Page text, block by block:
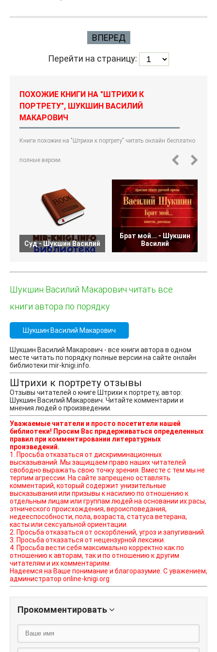
ВПЕРЕД
Перейти на страницу:
ПОХОЖИЕ КНИГИ НА "ШТРИХИ К
ПОРТРЕТУ", ШУКШИН ВАСИЛИЙ
МАКАРОВИЧ
Книги похожие на "Штрихи к портрету" читать онлайн бесплатно
полные версии.
Суд - Шукшин Василий
Брат мой... - Шукшин
Василий
Шукшин Василий Макарович читать все
книги автора по порядку
Шукшин Василий Макарович
Шукшин Василий Макарович - все книги автора в одном
месте читать по порядку полные версии на сайте онлайн
библиотеки mir-knigi.info.
Штрихи к портрету отзывы
Отзывы читателей о книге Штрихи к портрету, автор:
Шукшин Василий Макарович. Читайте комментарии и
мнения людей о произведении.
Уважаемые читатели и просто посетители нашей
библиотеки! Просим Вас придерживаться определенных
правил при комментировании литературных
произведений.
1. Просьба отказаться от дискриминационных
высказываний. Мы защищаем право наших читателей
свободно выражать свою точку зрения. Вместе с тем мы не
терпим агрессии. На сайте запрещено оставлять
комментарий, который содержит унизительные
высказывания или призывы к насилию по отношению к
отдельным лицам или группам людей на основании их расы,
этнического происхождения, вероисповедания,
недееспособности, пола, возраста, статуса ветерана,
касты или сексуальной ориентации.
2. Просьба отказаться от оскорблений, угроз и запугиваний.
3. Просьба отказаться от нецензурной лексики.
4. Просьба вести себя максимально корректно как по
отношению к авторам, так и по отношению к другим
читателям и их комментариям.
Надеемся на Ваше понимание и благоразумие. С уважением,
администратор online-knigi.org
Прокомментировать